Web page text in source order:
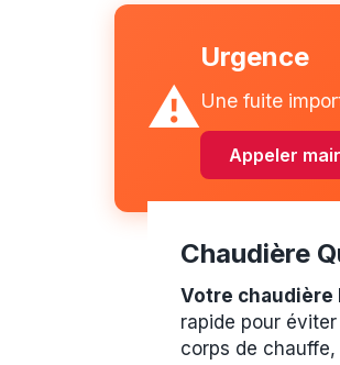
⚠️
Urgence
Une fuite
Appeler
Chaudière
Votre chaudière
rapide pour
corps de